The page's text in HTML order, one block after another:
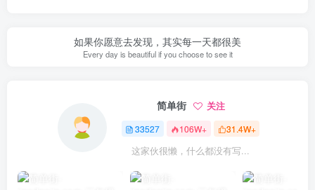
如果你愿意去发现，其实每一天都很美
Every day is beautiful if you choose to see it
简单街 关注
33527 106W+ 31.4W+
这家伙很懒，什么都没有写...